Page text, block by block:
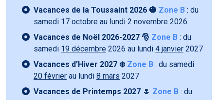
Vacances de la Toussaint 2026 🎃 Zone B : du
samedi 17 octobre au lundi 2 novembre 2026
Vacances de Noël 2026-2027 🎅 Zone B : du
samedi 19 décembre 2026 au lundi 4 janvier 2027
Vacances d’Hiver 2027 ❄️ Zone B : du samedi
20 février au lundi 8 mars 2027
Vacances de Printemps 2027 🌷 Zone B : du